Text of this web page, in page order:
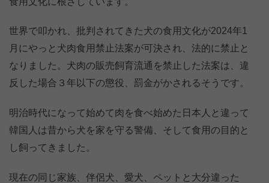
世界で叩かれ、批判されてきた犬の食用文化が2024年1
月にやっと犬肉食用禁止法案が可決され、法的に禁止と
なりました。犬肉の販売飼育流通を禁止した法案は、違
反した場合３年以下の懲役、罰金がかされるそうです。
明治時代になって始めて肉を食べ始めた日本人と違って
韓国人は昔から犬を家を守る警備、そして食用の目的と
し飼ってきました。
現在の同じ家族、伴侶犬、愛犬、ペットと大分違った